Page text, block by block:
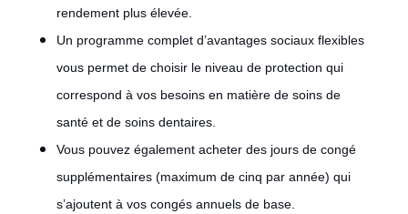
rendement plus élevée.
Un programme complet d’avantages sociaux flexibles
vous permet de choisir le niveau de protection qui
correspond à vos besoins en matière de soins de
santé et de soins dentaires.
Vous pouvez également acheter des jours de congé
supplémentaires (maximum de cinq par année) qui
s’ajoutent à vos congés annuels de base.